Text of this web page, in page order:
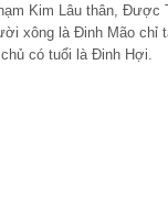
Kim Lâu thân, Được
xông là Đinh Mão chỉ
có tuổi là Đinh Hợi.